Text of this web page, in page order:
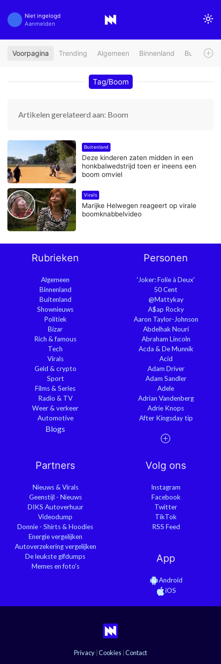
Niet ingelogd
Aanmelden
Voorpagina Trending Algemeen Binnenland Buitenland
Tag/Boom
Artikelen gerelateerd aan: Boom
Buitenland
Deze kinderen zaten midden in een
honkbalwedstrijd toen er ineens een
boom omviel
Virals
Marijke Helwegen reageert op virale
boomknabbelvideo
Rubrieken
Algemeen
Binnenland
Buitenland
Shownieuws
Politiek
Bizar
Rich & famous
Tech
Virals
Geld & crypto
Sport
Films & Series
Radio & TV
Weer & verkeer
Automotive
Blogs
Personen
'Joker: Folie à Deux'
50 Cent
@Mattykay
A$ap Rocky
Aaron Taylor-Johnson
Abdelhak Nouri
Abraham Lincoln
Acda & De Munnik
Acid
Adam Driver
Adam Sandler
Adele
Adrian Vandenberg
Adrie Knops
After Kingsday tip
Partners
Nieuws & Virals
Geenstijl - Nieuws
DIKS Autoverhuur
Videodump
Donnie - Shirts & Hoodies
Energie vergelijken
Autoverzekering vergelijken
De leukste gifdumps
Memes en foto's
Volg ons
Instagram
Facebook
Twitter
TikTok
RSS Feed
App
Android
iOS
Privacy Cookies Contact